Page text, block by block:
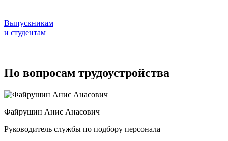
Выпускникам
и студентам
По вопросам трудоустройства
Файрушин Анис Анасович
Руководитель службы по подбору персонала